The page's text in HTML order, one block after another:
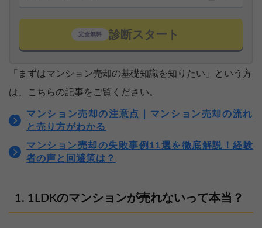
完全無料 診断スタート
「まずはマンション売却の基礎知識を知りたい」という方
は、こちらの記事をご覧ください。
マンション売却の注意点｜マンション売却の流れ
と売り方がわかる
マンション売却の失敗事例11選を徹底解説！経験
者の声と回避策は？
1LDKのマンションが売れないって本当？